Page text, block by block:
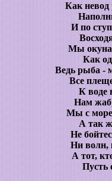
Как
И по
Мы
Как
Ведь рыба -
Все
К воде
Нам
Мы с
А так
Не
Ни волн,
А тот,
Пусть